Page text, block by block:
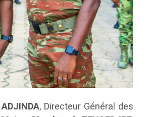
, Directeur Général des